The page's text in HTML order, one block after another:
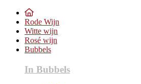
Rode Wijn
Witte wijn
Rosé wijn
Bubbels
In Bubbels